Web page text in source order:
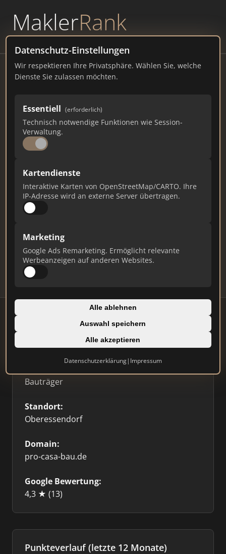
MaklerRank
powered byWAVEPOINT
Datenschutz-Einstellungen
Wir respektieren Ihre Privatsphäre. Wählen Sie, welche
Dienste Sie zulassen möchten.
Essentiell (erforderlich)
Technisch notwendige Funktionen wie Session-
Verwaltung.
Kartendienste
Interaktive Karten von OpenStreetMap/CARTO. Ihre
IP-Adresse wird an externe Server übertragen.
Marketing
Google Ads Remarketing. Ermöglicht relevante
Werbeanzeigen auf anderen Websites.
Alle ablehnen
Auswahl speichern
Alle akzeptieren
Datenschutzerklärung| Impressum
pro casa Baubetreuung GmbH
Philippstrasse 10, 88436 Oberessendorf
pro-casa-bau.de
Gesamtpunkte
Ist das Ihr Unternehmen?
Daten und erhalten Sie monatliche Ranking-
Updates.
Profil beanspruchen
Bauträger
Standort:
Oberessendorf
Domain:
pro-casa-bau.de
Google Bewertung:
4,3 ★ (13)
Punkteverlauf (letzte 12 Monate)